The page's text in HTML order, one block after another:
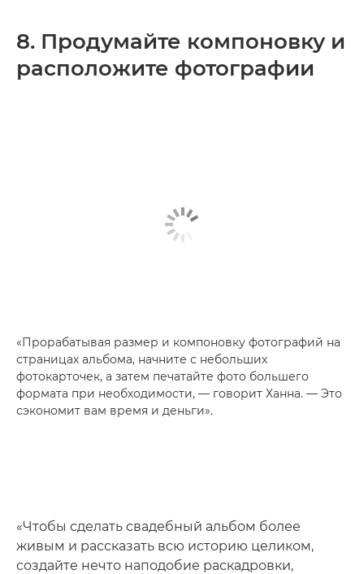
8. Продумайте компоновку и
расположите фотографии
«Прорабатывая размер и компоновку фотографий на
страницах альбома, начните с небольших
фотокарточек, а затем печатайте фото большего
формата при необходимости, — говорит Ханна. — Это
сэкономит вам время и деньги».
«Чтобы сделать свадебный альбом более
живым и рассказать всю историю целиком,
создайте нечто наподобие раскадровки,